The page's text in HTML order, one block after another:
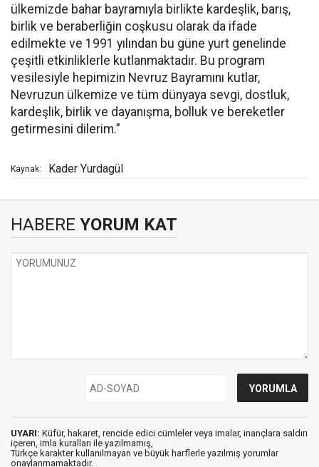
ülkemizde bahar bayramıyla birlikte kardeşlik, barış,
birlik ve beraberliğin coşkusu olarak da ifade
edilmekte ve 1991 yılından bu güne yurt genelinde
çeşitli etkinliklerle kutlanmaktadır. Bu program
vesilesiyle hepimizin Nevruz Bayramını kutlar,
Nevruzun ülkemize ve tüm dünyaya sevgi, dostluk,
kardeşlik, birlik ve dayanışma, bolluk ve bereketler
getirmesini dilerim.”
Kaynak: Kader Yurdagül
HABERE YORUM KAT
UYARI: Küfür, hakaret, rencide edici cümleler veya imalar, inançlara saldırı
içeren, imla kuralları ile yazılmamış,
Türkçe karakter kullanılmayan ve büyük harflerle yazılmış yorumlar
onaylanmamaktadır.